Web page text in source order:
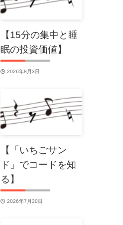
【15分の集中と睡
眠の投資価値】
2026年8月3日
【「いちごサン
ド」でコードを知
る】
2026年7月30日